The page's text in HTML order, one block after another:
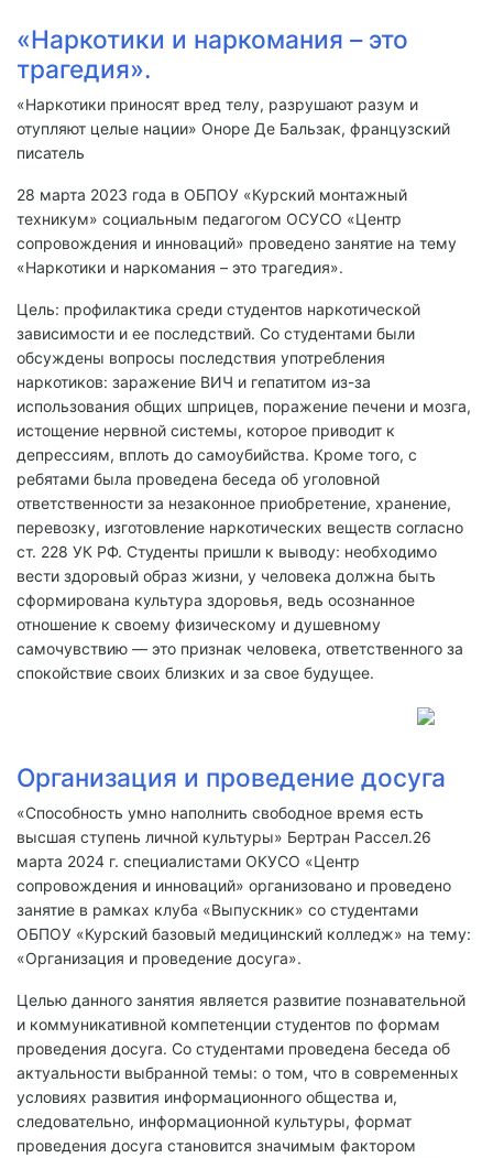
«Наркотики и наркомания – это
трагедия».
«Наркотики приносят вред телу, разрушают разум и
отупляют целые нации» Оноре Де Бальзак, французский
писатель
28 марта 2023 года в ОБПОУ «Курский монтажный
техникум» социальным педагогом ОСУСО «Центр
сопровождения и инноваций» проведено занятие на тему
«Наркотики и наркомания – это трагедия».
Цель: профилактика среди студентов наркотической
зависимости и ее последствий. Со студентами были
обсуждены вопросы последствия употребления
наркотиков: заражение ВИЧ и гепатитом из-за
использования общих шприцев, поражение печени и мозга,
истощение нервной системы, которое приводит к
депрессиям, вплоть до самоубийства. Кроме того, с
ребятами была проведена беседа об уголовной
ответственности за незаконное приобретение, хранение,
перевозку, изготовление наркотических веществ согласно
ст. 228 УК РФ. Студенты пришли к выводу: необходимо
вести здоровый образ жизни, у человека должна быть
сформирована культура здоровья, ведь осознанное
отношение к своему физическому и душевному
самочувствию — это признак человека, ответственного за
спокойствие своих близких и за свое будущее.
Организация и проведение досуга
«Способность умно наполнить свободное время есть
высшая ступень личной культуры» Бертран Рассел.26
марта 2024 г. специалистами ОКУСО «Центр
сопровождения и инноваций» организовано и проведено
занятие в рамках клуба «Выпускник» со студентами
ОБПОУ «Курский базовый медицинский колледж» на тему:
«Организация и проведение досуга».
Целью данного занятия является развитие познавательной
и коммуникативной компетенции студентов по формам
проведения досуга. Со студентами проведена беседа об
актуальности выбранной темы: о том, что в современных
условиях развития информационного общества и,
следовательно, информационной культуры, формат
проведения досуга становится значимым фактором